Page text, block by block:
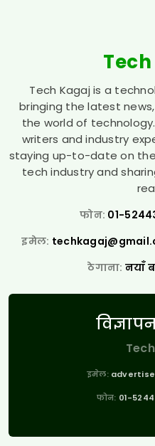
Tech Kagaj is a
bringing the latest
the world of
writers and industry
staying up-to-date on
tech industry and
फोन: 01-
इमेल:
ठेगाना: नयाँ
इमेल:
फोन: 01-